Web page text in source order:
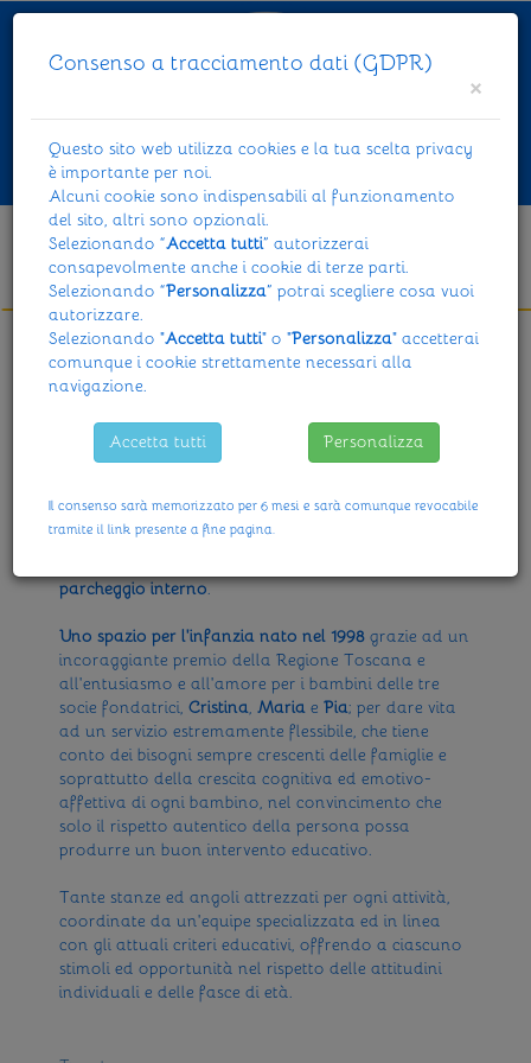
Profilo
dalLunedì
Venerdì
dalle ore
alle ore19,00
Una grande struttura aFirenze
parcheggio interno.
Uno spazio per l'infanzia nato nel 1998 grazie ad un
incoraggiante premio della Regione Toscana e
all'entusiasmo e all'amore per i bambini delle tre
socie fondatrici, Cristina, Maria e Pia; per dare vita
ad un servizio estremamente flessibile, che tiene
conto dei bisogni sempre crescenti delle famiglie e
soprattutto della crescita cognitiva ed emotivo-
affettiva di ogni bambino, nel convincimento che
solo il rispetto autentico della persona possa
produrre un buon intervento educativo.
Tante stanze ed angoli attrezzati per ogni attività,
coordinate da un'equipe specializzata ed in linea
con gli attuali criteri educativi, offrendo a ciascuno
stimoli ed opportunità nel rispetto delle attitudini
individuali e delle fasce di età.
Consenso a tracciamento dati (GDPR)
×
Questo sito web utilizza cookies e la tua scelta privacy
è importante per noi.
Alcuni cookie sono indispensabili al funzionamento
del sito, altri sono opzionali.
Selezionando “Accetta tutti” autorizzerai
consapevolmente anche i cookie di terze parti.
Selezionando “Personalizza” potrai scegliere cosa vuoi
autorizzare.
Selezionando "Accetta tutti" o "Personalizza" accetterai
comunque i cookie strettamente necessari alla
navigazione.
Accetta tutti Personalizza
Il consenso sarà memorizzato per 6 mesi e sarà comunque revocabile
tramite il link presente a fine pagina.